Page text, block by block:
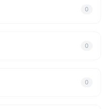
0
0
0